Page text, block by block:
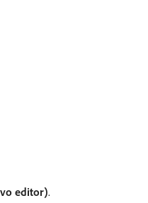
editor).